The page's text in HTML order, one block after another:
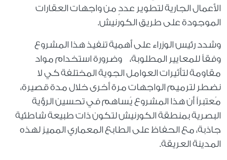
الأعمال الجارية لتطوير عددٍ من واجهات العقارات
الموجودة على طريق الكورنيش.
وشدد رئيس الوزراء على أهمية تنفيذ هذا المشروع
وفقاً للمعايير المطلوبة، وضرورة استخدام مواد
مقاومة لتأثيرات العوامل الجوية المختلفة كي لا
نضطر لترميم الواجهات مرة أخرى خلال مدة قصيرة،
مُعتبراً أن هذا المشروع يُساهم في تحسين الرؤية
البصرية بمنطقة الكورنيش لتكون ذات طبيعة شاطئية
جاذبة، مع الحفاظ على الطابع المعماري المميز لهذه
المدينة العريقة.